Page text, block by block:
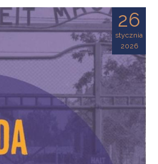
26
stycznia
2026